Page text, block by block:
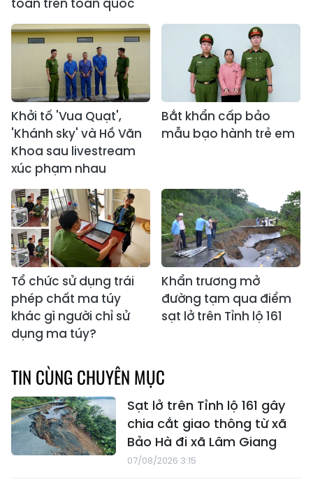
toàn trên toàn quốc
Khởi tố 'Vua Quạt',
'Khánh sky' và Hồ Văn
Khoa sau livestream
xúc phạm nhau
Bắt khẩn cấp bảo
mẫu bạo hành trẻ em
Tổ chức sử dụng trái
phép chất ma túy
khác gì người chỉ sử
dụng ma túy?
Khẩn trương mở
đường tạm qua điểm
sạt lở trên Tỉnh lộ 161
TIN CÙNG CHUYÊN MỤC
Sạt lở trên Tỉnh lộ 161 gây
chia cắt giao thông từ xã
Bảo Hà đi xã Lâm Giang
07/08/2026 3:15